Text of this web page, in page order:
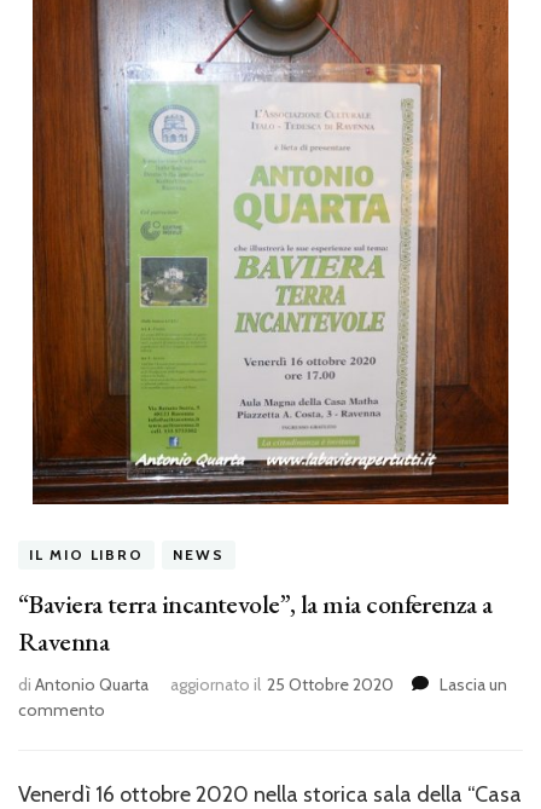
IL MIO LIBRO NEWS
“Baviera terra incantevole”, la mia conferenza a
Ravenna
di Antonio Quarta aggiornato il 25 Ottobre 2020
Lascia un
commento
incantevole”,
Venerdì 16 ottobre 2020 nella storica sala della “Casa